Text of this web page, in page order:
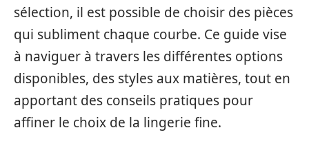
sélection, il est possible de choisir des pièces
qui subliment chaque courbe. Ce guide vise
à naviguer à travers les différentes options
disponibles, des styles aux matières, tout en
apportant des conseils pratiques pour
affiner le choix de la lingerie fine.